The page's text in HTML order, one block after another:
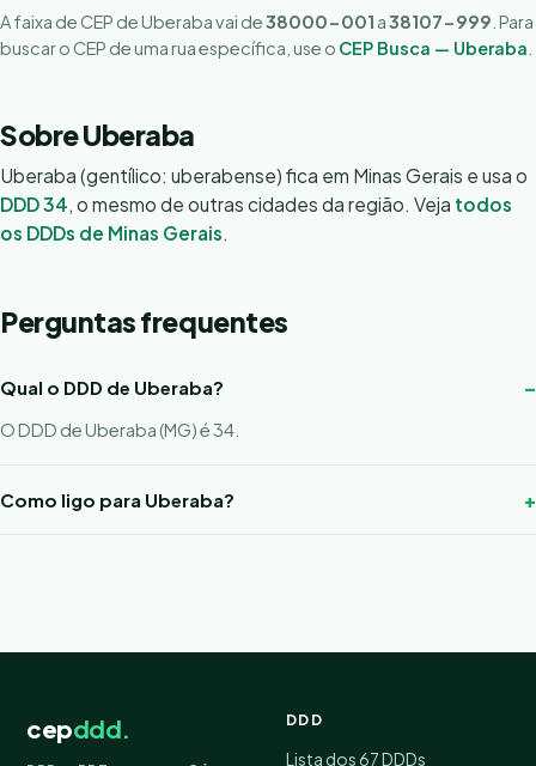
A faixa de CEP de Uberaba vai de38000-001 a38107-999 . Para
buscar o CEP de uma rua específica, use o CEP Busca — Uberaba
Sobre Uberaba
Uberaba (gentílico: uberabense) fica em Minas Gerais e usa o
DDD 34, o mesmo de outras cidades da região. Veja todos
os DDDs de Minas Gerais.
Perguntas frequentes
Qual o DDD de Uberaba?
O DDD de Uberaba (MG) é 34.
Como ligo para Uberaba?
cepddd. DDD
Lista dos 67 DDDs